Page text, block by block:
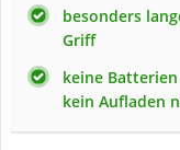
besonders
Griff
keine
kein Aufladen